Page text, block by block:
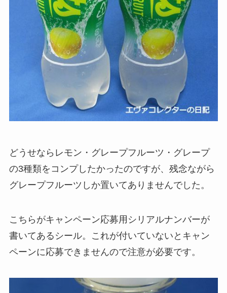
どうせならレモン・グレープフルーツ・グレープ
の3種類をコンプしたかったのですが、残念ながら
グレープフルーツしか置いてありませんでした。
こちらがキャンペーン応募用シリアルナンバーが
書いてあるシール。これが付いていないとキャン
ペーンに応募できませんので注意が必要です。